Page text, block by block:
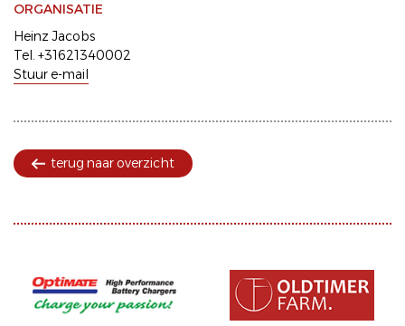
ORGANISATIE
Heinz Jacobs
Tel. +31621340002
Stuur e-mail
terug naar overzicht